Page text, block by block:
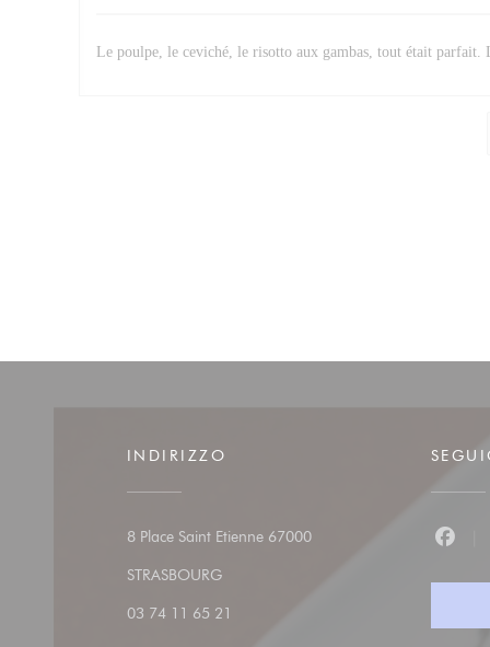
Le poulpe, le ceviché, le risotto aux gambas, tout était parfait.
INDIRIZZO
8 Place Saint Etienne 67000
STRASBOURG((apre una nuova finestra))
03 74 11 65 21